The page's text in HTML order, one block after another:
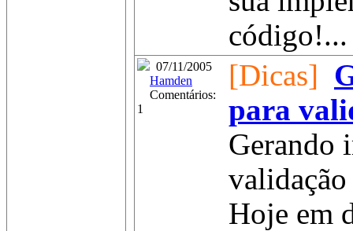
código!...
07/11/2005
Hamden
Comentários:
1
[Dicas]
para
Gerando
Hoje em